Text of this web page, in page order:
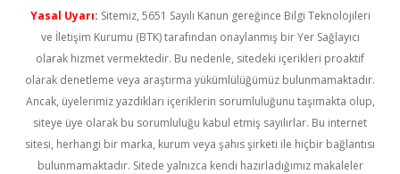
Yasal Uyarı: Sitemiz, 5651 Sayılı Kanun gereğince Bilgi Teknolojileri
ve İletişim Kurumu (BTK) tarafından onaylanmış bir Yer Sağlayıcı
olarak hizmet vermektedir. Bu nedenle, sitedeki içerikleri proaktif
olarak denetleme veya araştırma yükümlülüğümüz bulunmamaktadır.
Ancak, üyelerimiz yazdıkları içeriklerin sorumluluğunu taşımakta olup,
siteye üye olarak bu sorumluluğu kabul etmiş sayılırlar. Bu internet
sitesi, herhangi bir marka, kurum veya şahıs şirketi ile hiçbir bağlantısı
bulunmamaktadır. Sitede yalnızca kendi hazırladığımız makaleler